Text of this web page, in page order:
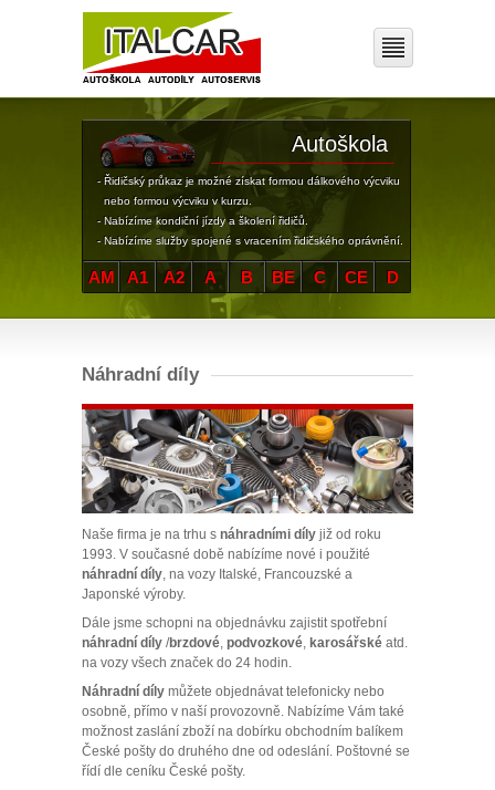
Autoškola
- Řidičský průkaz je možné získat formou dálkového výcviku
nebo formou výcviku v kurzu.
- Nabízíme kondiční jízdy a školení řidičů.
- Nabízíme služby spojené s vracením řidičského oprávnění.
AM A1 A2 A B BE C CE D
Náhradní díly
Naše firma je na trhu s náhradními díly již od roku
1993. V současné době nabízíme nové i použité
náhradní díly , na vozy Italské, Francouzské a
Japonské výroby.
Dále jsme schopni na objednávku zajistit spotřební
náhradní díly /brzdové podvozkové karosářské atd.
na vozy všech značek do 24 hodin.
Náhradní díly můžete objednávat telefonicky nebo
osobně, přímo v naší provozovně. Nabízíme Vám také
možnost zaslání zboží na dobírku obchodním balíkem
České pošty do druhého dne od odeslání. Poštovné se
řídí dle ceníku České pošty.